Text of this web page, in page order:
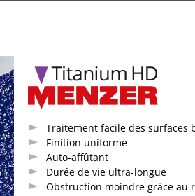
Traitement facile des surfaces
Finition uniforme
Auto-affûtant
Durée de vie ultra-longue
Obstruction moindre grâce au